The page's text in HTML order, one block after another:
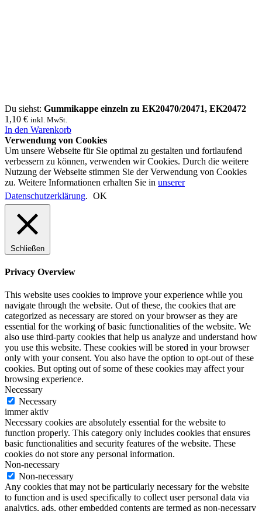
Du siehst: Gummikappe einzeln zu EK20470/20471, EK20472
1,10 € inkl. MwSt.
In den Warenkorb
Verwendung von Cookies
Um unsere Webseite für Sie optimal zu gestalten und fortlaufend
verbessern zu können, verwenden wir Cookies. Durch die weitere
Nutzung der Webseite stimmen Sie der Verwendung von Cookies
zu. Weitere Informationen erhalten Sie in unserer
Datenschutzerklärung. OK
Schließen
Privacy Overview
This website uses cookies to improve your experience while you
navigate through the website. Out of these, the cookies that are
categorized as necessary are stored on your browser as they are
essential for the working of basic functionalities of the website. We
also use third-party cookies that help us analyze and understand how
you use this website. These cookies will be stored in your browser
only with your consent. You also have the option to opt-out of these
cookies. But opting out of some of these cookies may affect your
browsing experience.
Necessary
Necessary
immer aktiv
Necessary cookies are absolutely essential for the website to
function properly. This category only includes cookies that ensures
basic functionalities and security features of the website. These
cookies do not store any personal information.
Non-necessary
Non-necessary
Any cookies that may not be particularly necessary for the website
to function and is used specifically to collect user personal data via
analytics, ads, other embedded contents are termed as non-necessary